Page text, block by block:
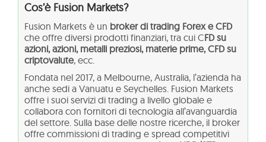
Cos’è Fusion Markets?
Fusion Markets è un broker di trading Forex e CFD
che offre diversi prodotti finanziari, tra cui CFD su
azioni, azioni, metalli preziosi, materie prime, CFD su
criptovalute, ecc.
Fondata nel 2017, a Melbourne, Australia, l’azienda ha
anche sedi a Vanuatu e Seychelles. Fusion Markets
offre i suoi servizi di trading a livello globale e
collabora con fornitori di tecnologia all’avanguardia
del settore. Sulla base delle nostre ricerche, il broker
offre commissioni di trading e spread competitivi